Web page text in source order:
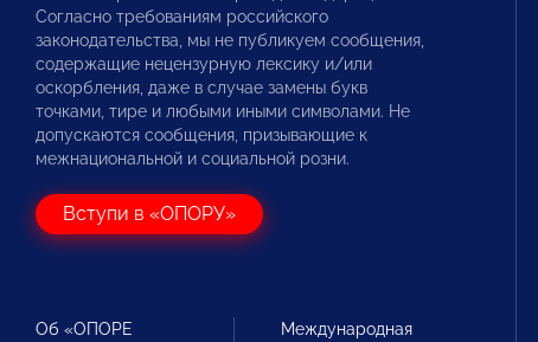
Согласно требованиям российского
законодательства, мы не публикуем сообщения,
содержащие нецензурную лексику и/или
оскорбления, даже в случае замены букв
точками, тире и любыми иными символами. Не
допускаются сообщения, призывающие к
межнациональной и социальной розни.
Вступи в «ОПОРУ»
Об «ОПОРЕ
Международная